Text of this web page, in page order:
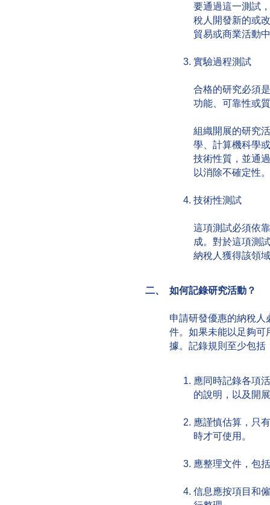
要通過這一測試
稅人開發新的或
貿易或商業活動
實驗過程測試
合格的研究必須
功能、可靠性或
組織開展的研究
學、計算機科學
技術性質，並通
以消除不確定性。
技術性測試
這項測試必須依
成。對於這項測
納稅人獲得該領
二、 如何記錄研究活動？
申請研發優惠的納稅
件。如果未能以足夠可
據。記錄規則至少包括
應同時記錄各項
的說明，以及開
應謹慎估算，只
時才可使用。
應整理文件，包
信息應按項目和